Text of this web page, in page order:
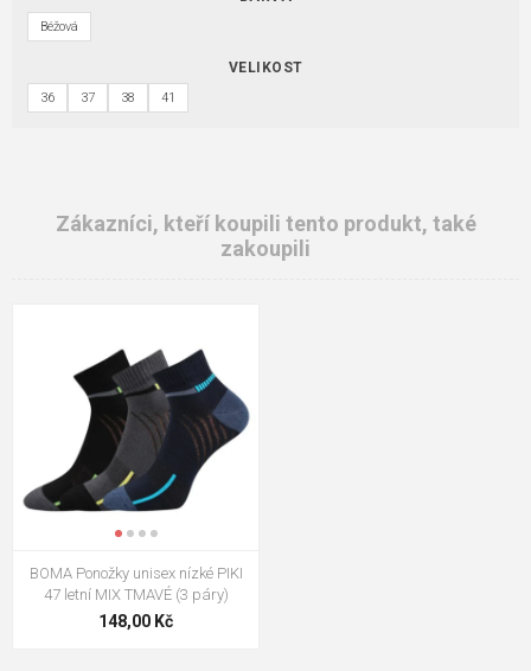
Béžová
VELIKOST
36 37 38 41
Zákazníci, kteří koupili tento produkt, také
zakoupili
BOMA Ponožky unisex nízké PIKI
47 letní MIX TMAVÉ (3 páry)
148,00 Kč